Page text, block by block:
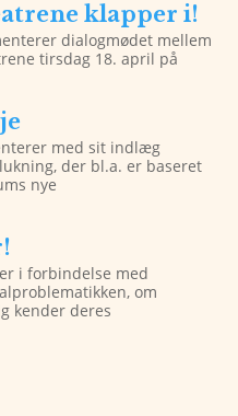
klapper i!
dialogmødet mellem
tirsdag 18. april på
med sit indlæg
der bl.a. er baseret
nye
i forbindelse med
om
kender deres